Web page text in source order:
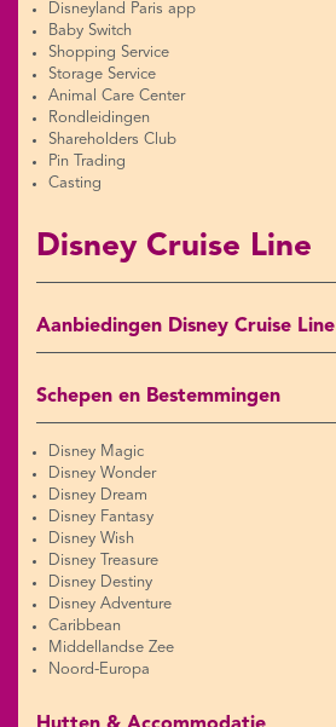
Disneyland Paris app
Baby Switch
Shopping Service
Storage Service
Animal Care Center
Rondleidingen
Shareholders Club
Pin Trading
Casting
Disney Cruise Line
Aanbiedingen Disney Cruise Line
Schepen en Bestemmingen
Disney Magic
Disney Wonder
Disney Dream
Disney Fantasy
Disney Wish
Disney Treasure
Disney Destiny
Disney Adventure
Caribbean
Middellandse Zee
Noord-Europa